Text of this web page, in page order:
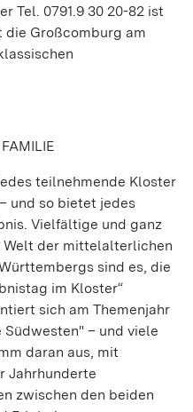
Tel. 0791.9 30 20-82 ist
Großcomburg am
teilnehmende Kloster
und so bietet jedes
Vielfältige und ganz
der mittelalterlichen
sind es, die
im Kloster“
sich am Themenjahr
– und viele
daran aus, mit
Jahrhunderte
zwischen den beiden